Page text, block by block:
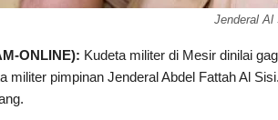
Jenderal Al
ONLINE): Kudeta militer di Mesir dinilai
militer pimpinan Jenderal Abdel Fattah Al